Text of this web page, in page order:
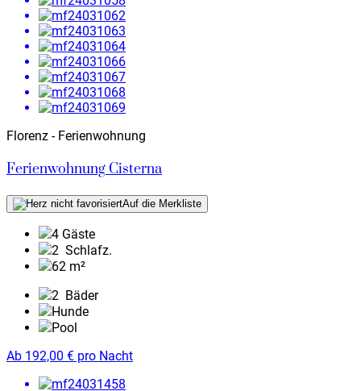
Florenz - Ferienwohnung
Ferienwohnung Cisterna
Auf die Merkliste
4 Gäste
2 Schlafz.
62 m²
2 Bäder
Hunde
Pool
Ab 192,00 € pro Nacht